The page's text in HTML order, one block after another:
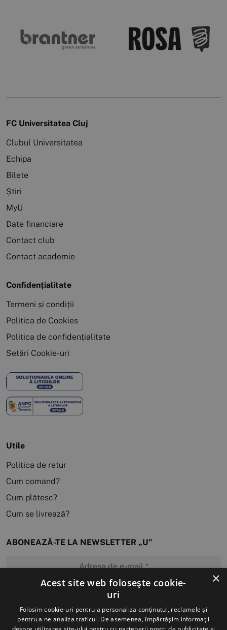
FC Universitatea Cluj
Clubul Universitatea
Echipa
Bilete
Știri
MyU
Date financiare
Contact club
Contact academie
Confidențialitate
Termeni și condiții
Politica de Cookies
Politica de confidențialitate
Setări Cookie-uri
Utile
Politica de retur
Cum comand?
Cum plătesc?
Cum se livrează?
ABONEAZĂ-TE LA NEWSLETTER „U”
MĂ ABONEZ
×
Acest site web folosește cookie-
uri
Folosim cookie-uri pentru a personaliza conținutul, reclamele și
pentru a ne analiza traficul. De asemenea, împărtășim informații